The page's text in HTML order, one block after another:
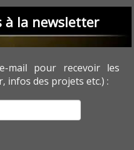
à la newsletter
mail pour recevoir les
infos des projets etc.) :